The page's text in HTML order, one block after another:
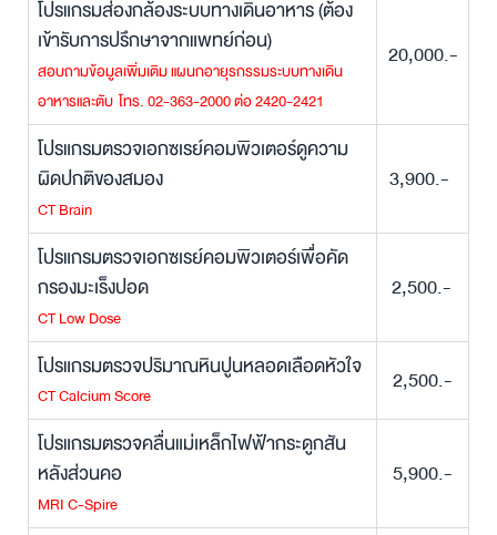
โปรแกรมส่องกล้องระบบทางเดินอาหาร (ต้อง
เข้ารับการปรึกษาจากแพทย์ก่อน)
สอบถามข้อมูลเพิ่มเติม แผนกอายุรกรรมระบบทางเดิน
อาหารและตับ โทร. 02-363-2000 ต่อ 2420-2421
20,000.-
โปรแกรมตรวจเอกซเรย์คอมพิวเตอร์ดูความ
ผิดปกติของสมอง
CT Brain
3,900.-
โปรแกรมตรวจเอกซเรย์คอมพิวเตอร์เพื่อคัด
กรองมะเร็งปอด
CT Low Dose
2,500.-
โปรแกรมตรวจปริมาณหินปูนหลอดเลือดหัวใจ
CT Calcium Score
2,500.-
โปรแกรมตรวจคลื่นแม่เหล็กไฟฟ้ากระดูกสัน
หลังส่วนคอ
MRI C-Spire
5,900.-